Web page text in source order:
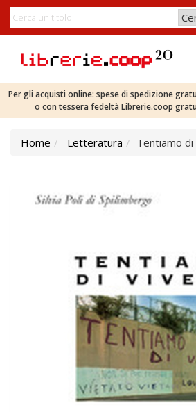
Per gli acquisti online: spese di spedizione
o con tessera fedeltà Librerie.coop
Home Letteratura Tentiamo